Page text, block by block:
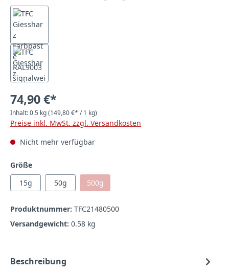
74,90 €*
Inhalt:0.5 kg(149,80 €* / 1 kg)
Preise inkl. MwSt. zzgl. Versandkosten
Nicht mehr verfügbar
Größeauswählen
15g
50g 500g(Diese Option ist zurzeit nicht verfügbar.)
Produktnummer: TFC21480500
Versandgewicht: 0.58 kg
Beschreibung